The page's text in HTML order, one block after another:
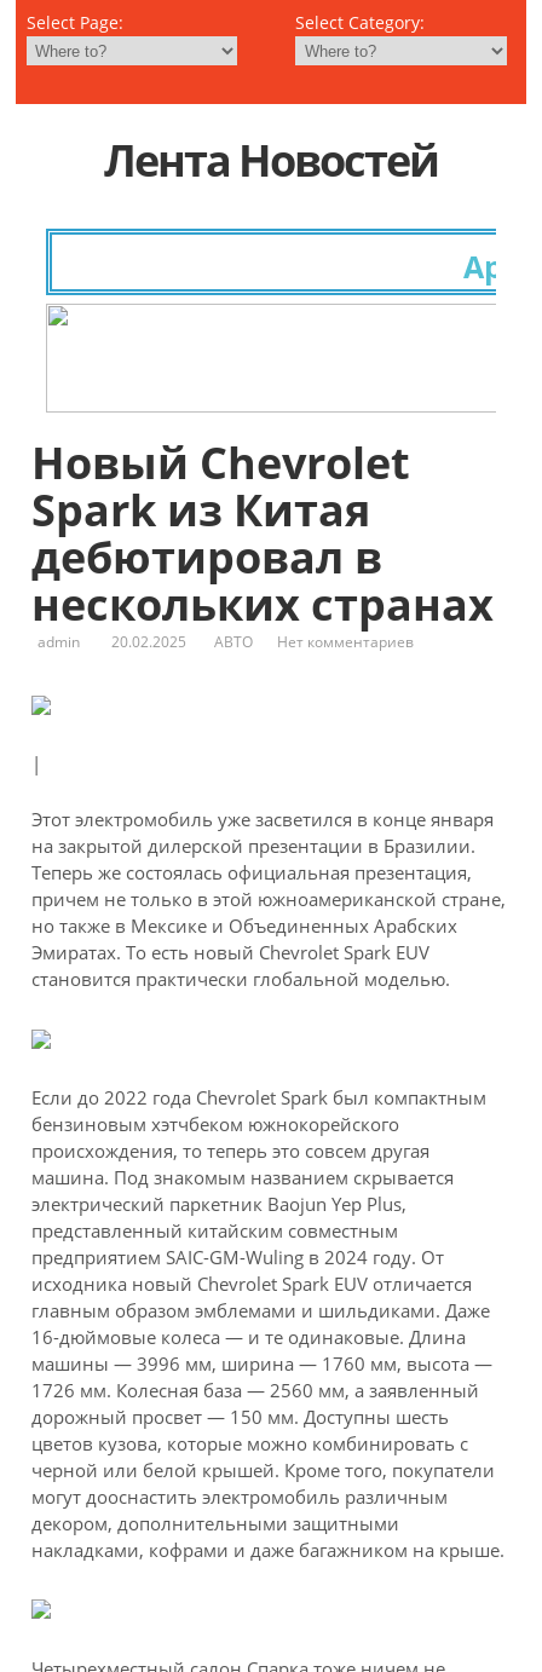
Select Page: Select Category:
Лента Новостей
Новый Chevrolet
Spark из Китая
дебютировал в
нескольких странах
admin 20.02.2025 АВТО Нет комментариев
|
Этот электромобиль уже засветился в конце января
на закрытой дилерской презентации в Бразилии.
Теперь же состоялась официальная презентация,
причем не только в этой южноамериканской стране,
но также в Мексике и Объединенных Арабских
Эмиратах. То есть новый Chevrolet Spark EUV
становится практически глобальной моделью.
Если до 2022 года Chevrolet Spark был компактным
бензиновым хэтчбеком южнокорейского
происхождения, то теперь это совсем другая
машина. Под знакомым названием скрывается
электрический паркетник Baojun Yep Plus,
представленный китайским совместным
предприятием SAIC-GM-Wuling в 2024 году. От
исходника новый Chevrolet Spark EUV отличается
главным образом эмблемами и шильдиками. Даже
16-дюймовые колеса — и те одинаковые. Длина
машины — 3996 мм, ширина — 1760 мм, высота —
1726 мм. Колесная база — 2560 мм, а заявленный
дорожный просвет — 150 мм. Доступны шесть
цветов кузова, которые можно комбинировать с
черной или белой крышей. Кроме того, покупатели
могут дооснастить электромобиль различным
декором, дополнительными защитными
накладками, кофрами и даже багажником на крыше.